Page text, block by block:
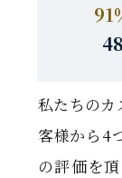
私たちのカ
客様から4
の評価を